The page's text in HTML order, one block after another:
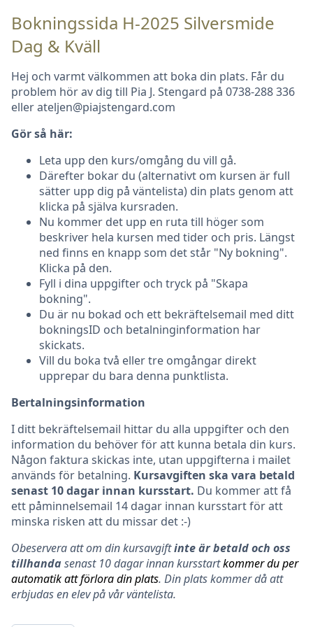
Bokningssida H-2025 Silversmide
Dag & Kväll
Hej och varmt välkommen att boka din plats. Får du
problem hör av dig till Pia J. Stengard på 0738-288 336
eller ateljen@piajstengard.com
Gör så här:
Leta upp den kurs/omgång du vill gå.
Därefter bokar du (alternativt om kursen är full
sätter upp dig på väntelista) din plats genom att
klicka på själva kursraden.
Nu kommer det upp en ruta till höger som
beskriver hela kursen med tider och pris. Längst
ned finns en knapp som det står "Ny bokning".
Klicka på den.
Fyll i dina uppgifter och tryck på "Skapa
bokning".
Du är nu bokad och ett bekräftelsemail med ditt
bokningsID och betalninginformation har
skickats.
Vill du boka två eller tre omgångar direkt
upprepar du bara denna punktlista.
Bertalningsinformation
I ditt bekräftelsemail hittar du alla uppgifter och den
information du behöver för att kunna betala din kurs.
Någon faktura skickas inte, utan uppgifterna i mailet
används för betalning. Kursavgiften ska vara betald
senast 10 dagar innan kursstart. Du kommer att få
ett påminnelsemail 14 dagar innan kursstart för att
minska risken att du missar det :-)
Obeservera att om din kursavgiftinte är betald och oss
tillhandasenast 10 dagar innan kursstartkommer du per
automatik att förlora din plats. Din plats kommer då att
erbjudas en elev på vår väntelista.